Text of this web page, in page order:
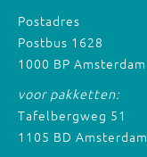
Postadres
Postbus 1628
1000 BP Amsterdam
voor pakketten:
Tafelbergweg 51
1105 BD Amsterdam